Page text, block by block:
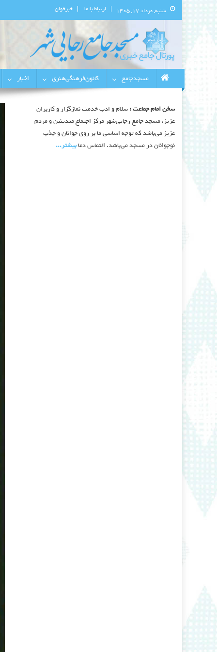
شنبه, مرداد ۱۷, ۱۴۰۵ ارتباط با ما خبرخوان
پورتال اطلاع‌رسانی مسجد
استان البرز
مسجدجامع
کانون‌فرهنگی‌هنری اخبار
سخن امام جماعت :سلام و ادب خدمت نمازگزار و کاربران
عزیز، مسجد جامع رجایی‌شهر مرکز اجتماع متدینین و مردم
عزیز می‌باشد که توجه اساسی ما بر روی جوانان و جذب
نوجوانان در مسجد می‌باشد. التماس دعابیشتر‫...‬